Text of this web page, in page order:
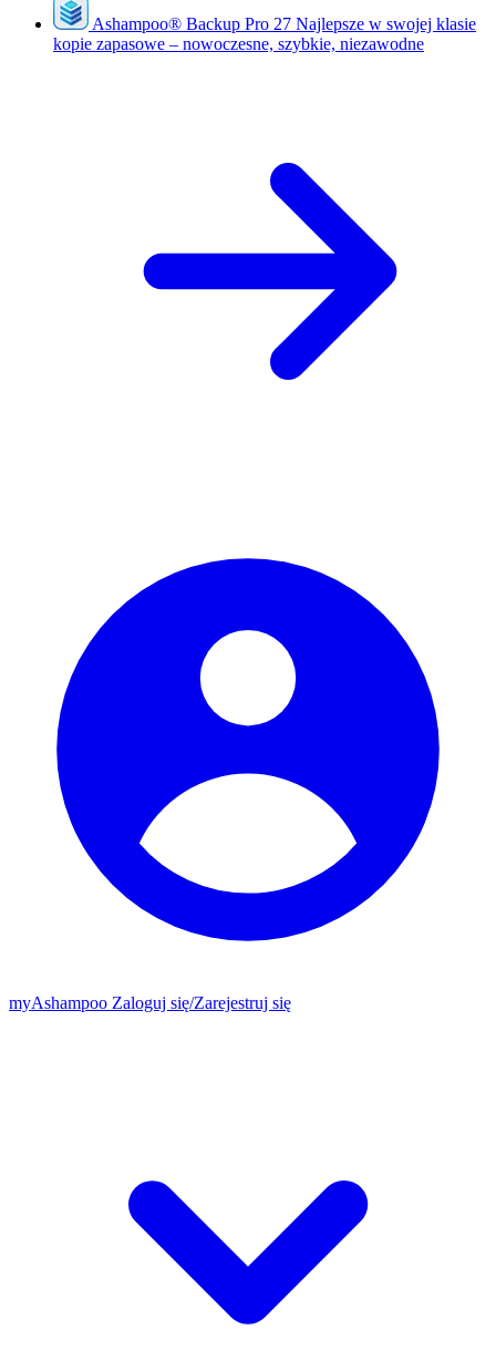
Ashampoo® Backup Pro 27 Najlepsze w swojej klasie
kopie zapasowe – nowoczesne, szybkie, niezawodne
myAshampoo Zaloguj się/Zarejestruj się